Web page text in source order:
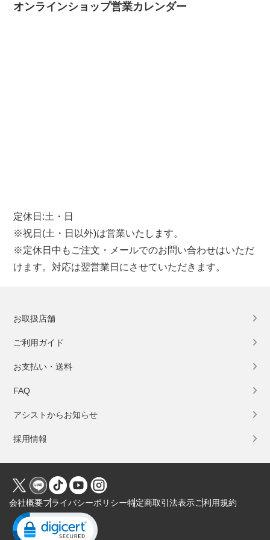
オンラインショップ営業カレンダー
定休日:土・日
※祝日(土・日以外)は営業いたします。
※定休日中もご注文・メールでのお問い合わせはいただ
けます。対応は翌営業日にさせていただきます。
お取扱店舗
ご利用ガイド
お支払い・送料
FAQ
アシストからお知らせ
採用情報
会社概要プライバシーポリシー特定商取引法表示ご利用規約
Click to open certificate verification popup